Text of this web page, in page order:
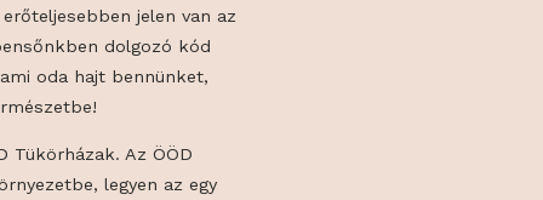
alakítani. Az elmúlt években
fordulunk hétköznapi életünk során
felé. A környezettudatos
egyre erőteljesebben jelen van az
a bensőnkben dolgozó kód
a vágyat, ami oda hajt bennünket,